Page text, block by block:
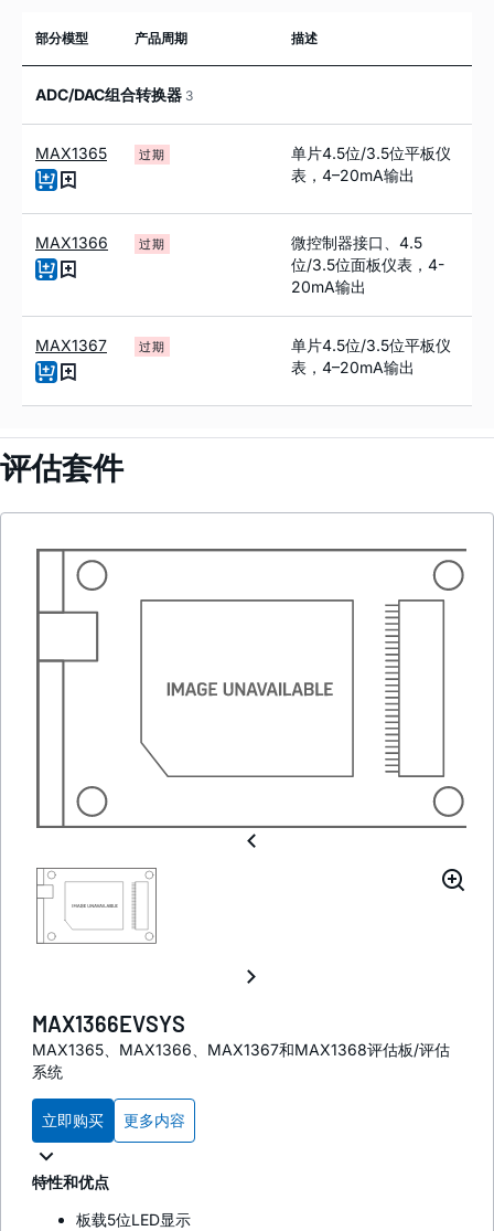
部分模型 产品周期 描述
ADC/DAC组合转换器 3
MAX1365 过期
单片4.5位/3.5位平板仪
表，4–20mA输出
MAX1366 过期
微控制器接口、4.5
位/3.5位面板仪表，4-
20mA输出
MAX1367 过期
单片4.5位/3.5位平板仪
表，4–20mA输出
评估套件
MAX1366EVSYS
MAX1365、MAX1366、MAX1367和MAX1368评估板/评估
系统
立即购买 更多内容
特性和优点
板载5位LED显示